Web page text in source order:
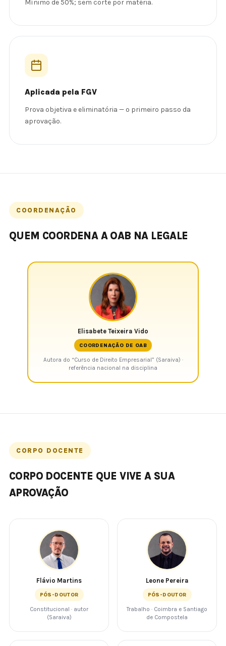
Mínimo de 50%; sem corte por matéria.
Aplicada pela FGV
Prova objetiva e eliminatória — o primeiro passo da
aprovação.
COORDENAÇÃO
QUEM COORDENA A OAB NA LEGALE
Elisabete Teixeira Vido
COORDENAÇÃO DE OAB
Autora do “Curso de Direito Empresarial” (Saraiva) ·
referência nacional na disciplina
CORPO DOCENTE
CORPO DOCENTE QUE VIVE A SUA
APROVAÇÃO
Flávio Martins
PÓS-DOUTOR
Constitucional · autor
(Saraiva)
Leone Pereira
PÓS-DOUTOR
Trabalho · Coimbra e Santiago
de Compostela